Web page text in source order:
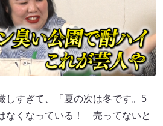
しすぎて、「夏の次は冬です。5
なくなっている！ 売ってないと